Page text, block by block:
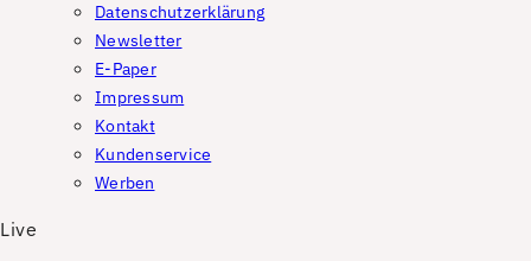
Datenschutzerklärung
Newsletter
E-Paper
Impressum
Kontakt
Kundenservice
Werben
Live